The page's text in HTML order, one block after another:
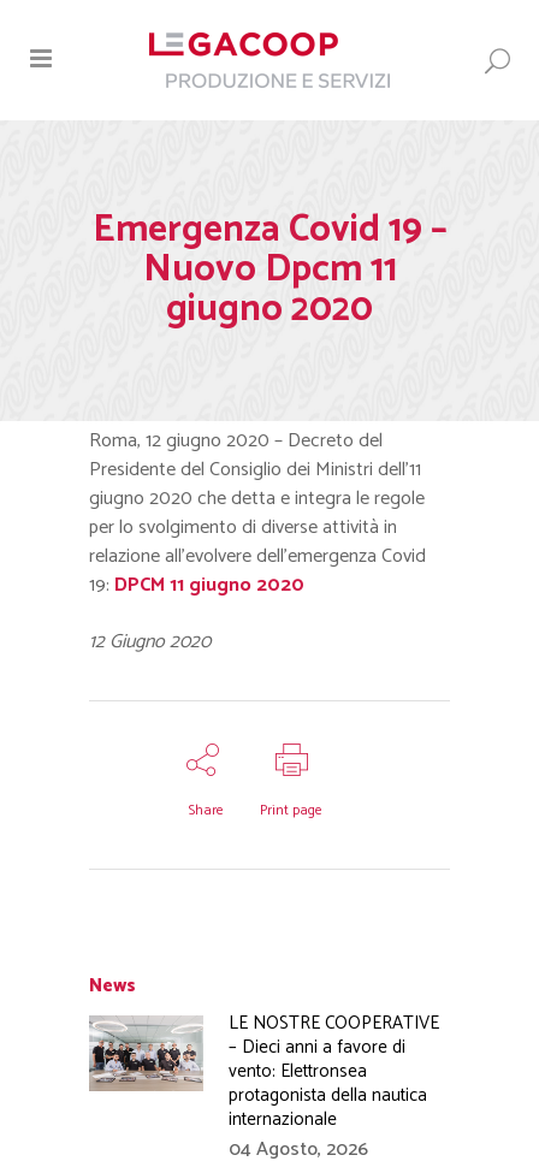
Emergenza Covid 19 –
Nuovo Dpcm 11
giugno 2020
Roma, 12 giugno 2020 – Decreto del
Presidente del Consiglio dei Ministri dell’11
giugno 2020 che detta e integra le regole
per lo svolgimento di diverse attività in
relazione all’evolvere dell’emergenza Covid
19: DPCM 11 giugno 2020
12 Giugno 2020
Share Print page
News
LE NOSTRE COOPERATIVE
– Dieci anni a favore di
vento: Elettronsea
protagonista della nautica
internazionale
04 Agosto, 2026